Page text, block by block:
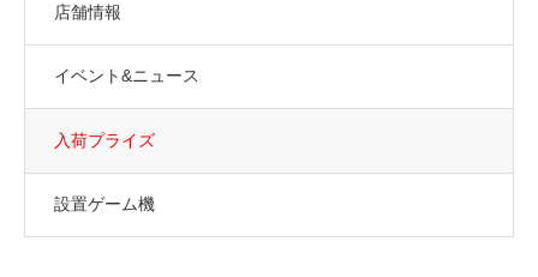
店舗情報
イベント&ニュース
入荷プライズ
設置ゲーム機